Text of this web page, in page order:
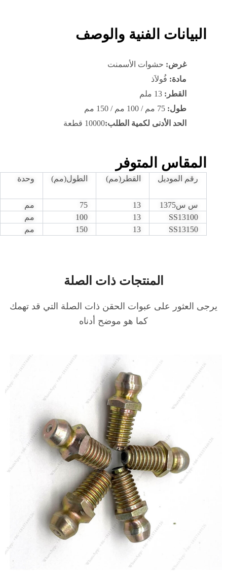
البيانات الفنية والوصف
غرض:حشوات الأسمنت
مادة:فُولاَذ
القطر:13 ملم
طول:75 مم / 100 مم / 150 مم
الحد الأدنى لكمية الطلب:10000 قطعة
المقاس المتوفر
رقم الموديل القطر(مم) الطول(مم) وحدة
س س1375
SS13100
100
SS13150
150
المنتجات ذات الصلة
يرجى العثور على عبوات الحقن ذات الصلة التي قد تهمك
كما هو موضح أدناه